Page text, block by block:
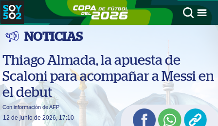
NOTICIAS
Thiago Almada, la apuesta de
Scaloni para acompañar a Messi en
el debut
Con información de AFP
12 de junio de 2026, 17:10